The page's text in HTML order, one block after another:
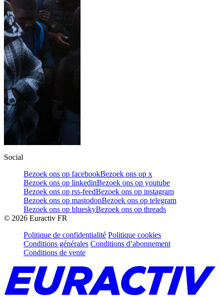
Social
Bezoek ons op facebookBezoek ons op x
Bezoek ons op linkedinBezoek ons op youtube
Bezoek ons op rss-feedBezoek ons op instagram
Bezoek ons op mastodonBezoek ons op telegram
Bezoek ons op blueskyBezoek ons op threads
© 2026 Euractiv FR
Politique de confidentialité Politique cookies
Conditions générales Conditions d’abonnement
Conditions de vente